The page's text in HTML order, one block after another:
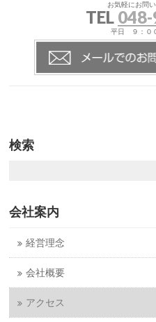
お気軽にお問
TEL
平日 ９：０
検索
会社案内
経営理念
会社概要
アクセス